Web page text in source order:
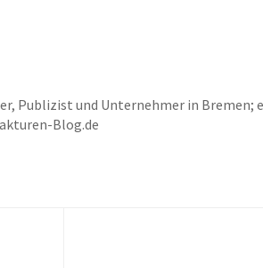
Publizist und Unternehmer in Bremen;
Blog.de